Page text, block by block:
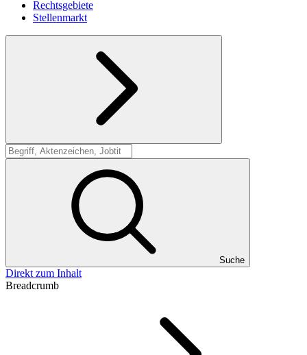
Rechtsgebiete
Stellenmarkt
Suche
Suche
Direkt zum Inhalt
Breadcrumb